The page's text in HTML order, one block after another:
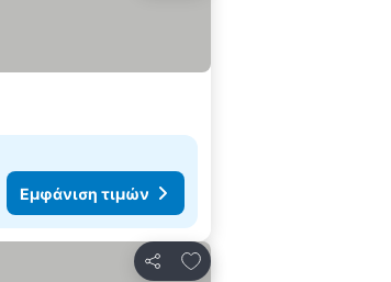
Εμφάνιση τιμών
Κοινοποίηση
Προσθήκη στα αγαπημένα